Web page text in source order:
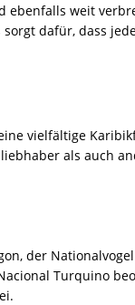
ebenfalls weit
dafür, dass
vielfältige
als auch
der
Turquino